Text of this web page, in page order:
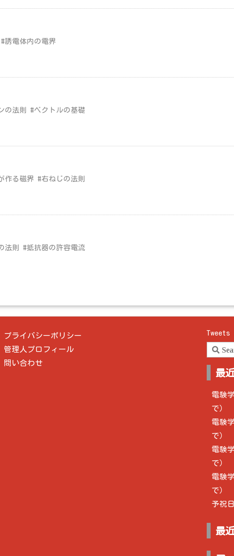
誘電体内の電界
の法則 #ベクトルの基礎
作る磁界 #右ねじの法則
法則 #抵抗器の許容電流
プライバシーポリシー
管理人プロフィール
問い合わせ
Tweets
最
電験
で）
電験
で）
電験
で）
電験
で）
予祝
最